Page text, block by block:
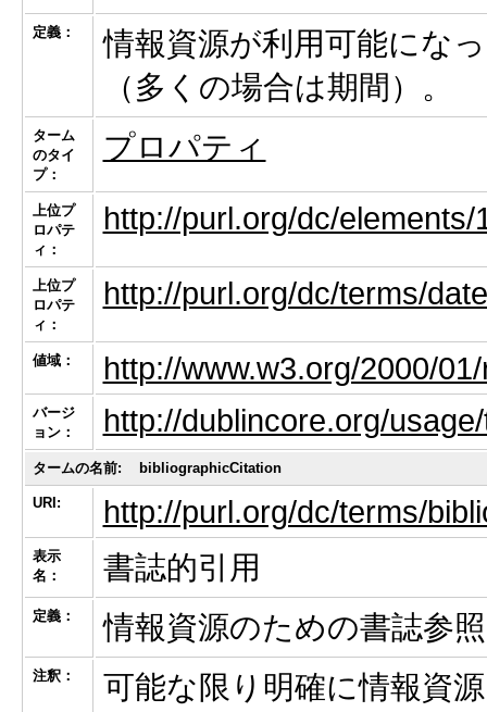
定義：
情報資源が利用可能にな
（多くの場合は期間）。
ターム
のタイ
プ：
プロパティ
上位プ
ロパテ
ィ：
http://purl.org/dc/elements/
上位プ
ロパテ
ィ：
http://purl.org/dc/terms/date
値域： http://www.w3.org/2000/
バージ
ョン：
http://dublincore.org/
タームの名前: bibliographicCitation
URI: http://purl.org/dc/terms/
表示
名：
書誌的引用
定義： 情報資源のための書誌参
注釈：
可能な限り明確に情報資